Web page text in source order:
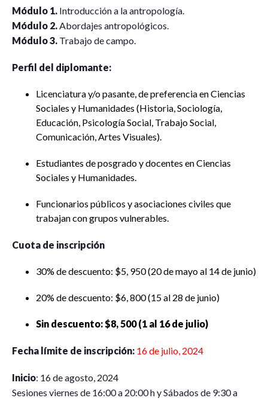
Módulo 1. Introducción a la antropología.
Módulo 2.Abordajes antropológicos.
Módulo 3. Trabajo de campo.
Perfil del diplomante:
Licenciatura y/o pasante, de preferencia en Ciencias
Sociales y Humanidades (Historia, Sociología,
Educación, Psicología Social, Trabajo Social,
Comunicación, Artes Visuales).
Estudiantes de posgrado y docentes en Ciencias
Sociales y Humanidades.
Funcionarios públicos y asociaciones civiles que
trabajan con grupos vulnerables.
Cuota de inscripción
30% de descuento: $5, 950 (20 de mayo al 14 de junio)
20% de descuento: $6, 800 (15 al 28 de junio)
Sin descuento: $8, 500 (1 al 16 de julio)
Fecha límite de inscripción: 16 de julio, 2024
Inicio: 16 de agosto, 2024
Sesiones viernes de 16:00 a 20:00 h y Sábados de 9:30 a